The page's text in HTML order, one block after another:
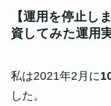
【運用を停止し
資してみた運用
私は2021年2月に
した。